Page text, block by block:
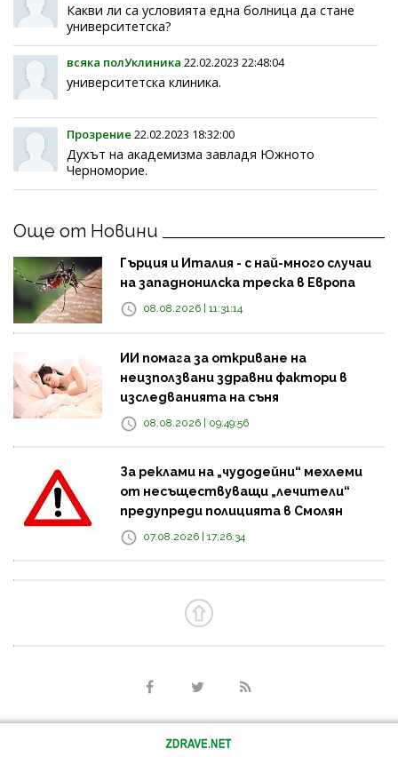
Какви ли са условията една болница да стане
университетска?
всяка полУклиника 22.02.2023 22:48:04
университетска клиника.
Прозрение 22.02.2023 18:32:00
Духът на академизма завладя Южното
Черноморие.
Още от Новини
Гърция и Италия - с най-много случаи
на западнонилска треска в Европа
08.08.2026 | 11:31:14
ИИ помага за откриване на
неизползвани здравни фактори в
изследванията на съня
08.08.2026 | 09:49:56
За реклами на „чудодейни“ мехлеми
от несъществуващи „лечители“
предупреди полицията в Смолян
07.08.2026 | 17:26:34